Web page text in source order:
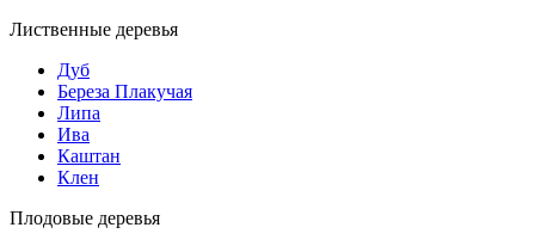
Лиственные деревья
Дуб
Береза Плакучая
Липа
Ива
Каштан
Клен
Плодовые деревья